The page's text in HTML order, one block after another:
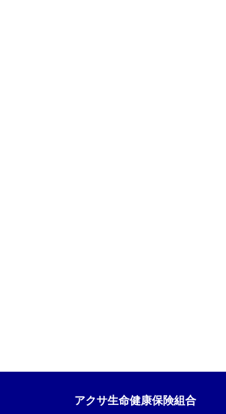
アクサ生命健康保険組合